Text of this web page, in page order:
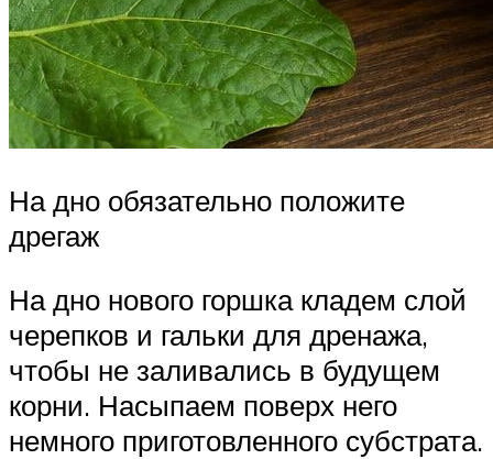
На дно обязательно положите
дрегаж
На дно нового горшка кладем слой
черепков и гальки для дренажа,
чтобы не заливались в будущем
корни. Насыпаем поверх него
немного приготовленного субстрата.